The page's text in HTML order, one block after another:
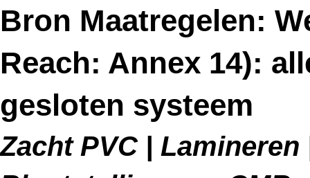
Bron Maatregelen:
Reach: Annex 14):
gesloten systeem
Zacht PVC |